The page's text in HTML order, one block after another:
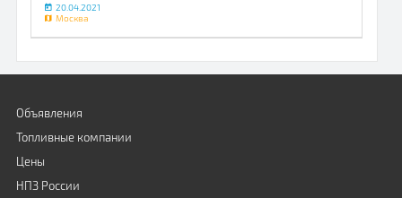
20.04.2021
Москва
Объявления
Топливные компании
Цены
НПЗ России